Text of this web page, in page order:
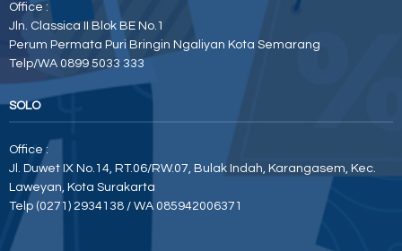
Office :
Jln. Classica II Blok BE No.1
Perum Permata Puri Bringin Ngaliyan Kota Semarang
Telp/WA 0899 5033 333
SOLO
Office :
Jl. Duwet IX No.14, RT.06/RW.07, Bulak Indah, Karangasem, Kec.
Laweyan, Kota Surakarta
Telp (0271) 2934138 / WA 085942006371